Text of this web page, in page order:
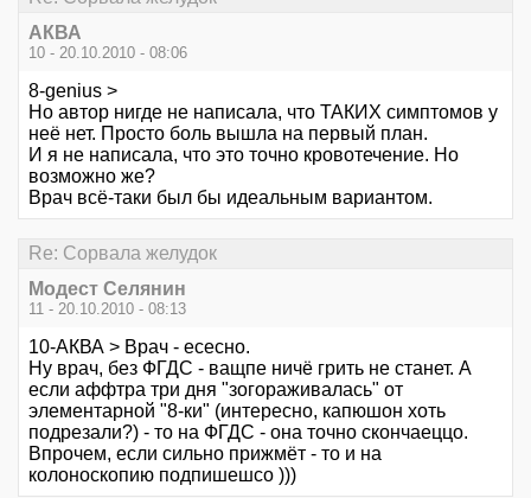
АКВА
10 - 20.10.2010 - 08:06
8-genius >
Но автор нигде не написала, что ТАКИХ симптомов у
неё нет. Просто боль вышла на первый план.
И я не написала, что это точно кровотечение. Но
возможно же?
Врач всё-таки был бы идеальным вариантом.
Re: Сорвала желудок
Модест Селянин
11 - 20.10.2010 - 08:13
10-АКВА > Врач - есесно.
Ну врач, без ФГДС - ващпе ничё грить не станет. А
если аффтра три дня "зогораживалась" от
элементарной "8-ки" (интересно, капюшон хоть
подрезали?) - то на ФГДС - она точно скончаеццо.
Впрочем, если сильно прижмёт - то и на
колоноскопию подпишешсо )))